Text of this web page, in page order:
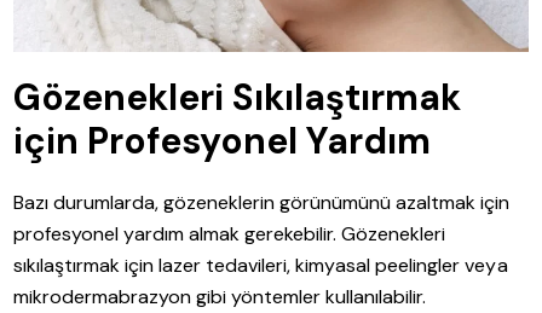
Gözenekleri Sıkılaştırmak
için Profesyonel Yardım
Bazı durumlarda, gözeneklerin görünümünü azaltmak için
profesyonel yardım almak gerekebilir. Gözenekleri
sıkılaştırmak için lazer tedavileri, kimyasal peelingler veya
mikrodermabrazyon gibi yöntemler kullanılabilir.